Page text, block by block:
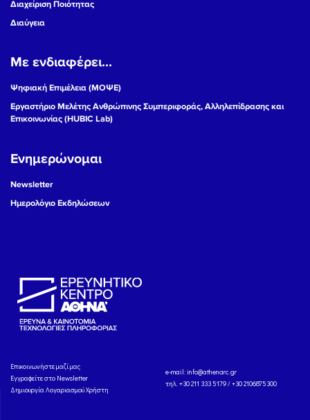
Διαχείριση Ποιότητας
Διαύγεια
Με ενδιαφέρει...
Ψηφιακή Επιμέλεια (ΜΟΨΕ)
Εργαστήριο Μελέτης Ανθρώπινης Συμπεριφοράς, Αλληλεπίδρασης και
Επικοινωνίας (HUBIC Lab)
Ενημερώνομαι
Newsletter
Ημερολόγιο Εκδηλώσεων
Eπικοινωνήστε μαζί μας
Εγγραφείτε στο Newsletter
Δημιουργία Λογαριασμού Χρήστη
e-mail: info@athenarc.gr
τηλ. +30 211 333 5179 / +30 2106875300